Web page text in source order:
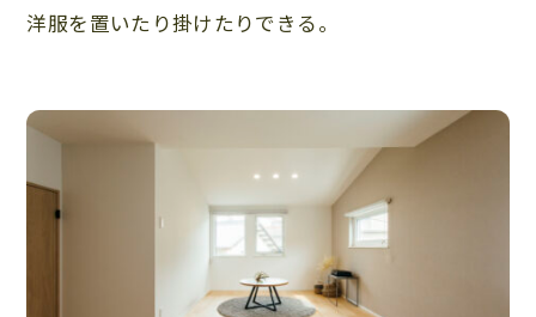
洋服を置いたり掛けたりできる。